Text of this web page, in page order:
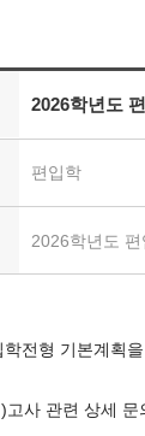
2026학년도
편입학
2026학년도
전형 기본계획
고사 관련 상세